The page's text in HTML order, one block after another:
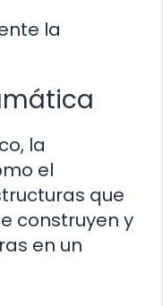
la
la
el
que
construyen y
en un